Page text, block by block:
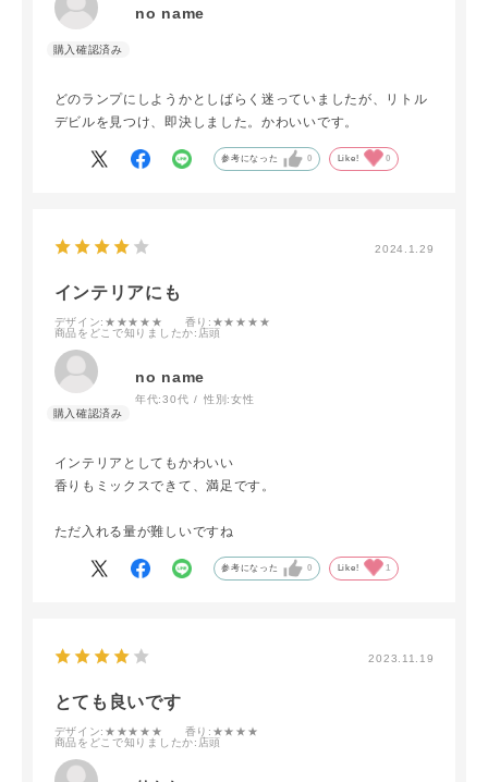
no name
どのランプにしようかとしばらく迷っていましたが、リトル
デビルを見つけ、即決しました。かわいいです。
参考になった 0 Like! 0
2024.1.29
インテリアにも
デザイン:★★★★★ 香り :★★★★★
商品をどこで知りましたか:店頭
no name
年代:30代 性別:女性
インテリアとしてもかわいい
香りもミックスできて、満足です。
ただ入れる量が難しいですね
参考になった 0 Like! 1
2023.11.19
とても良いです
デザイン:★★★★★ 香り :★★★★
商品をどこで知りましたか:店頭